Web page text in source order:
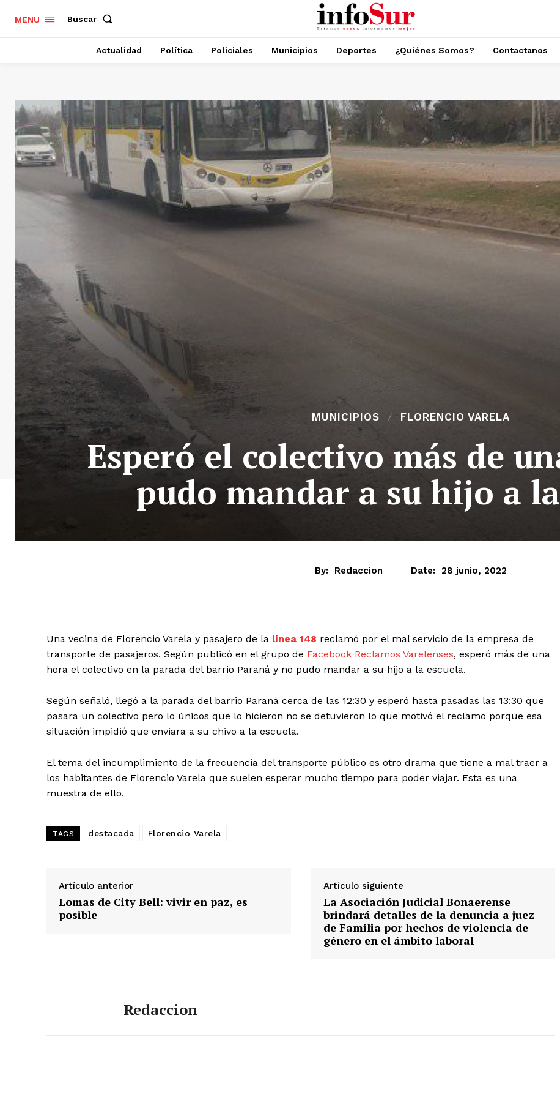
MENU Buscar
Actualidad Política Policiales Municipios Deportes ¿Quiénes Somos? Contactanos
MUNICIPIOS FLORENCIO VARELA
Esperó el colectivo más de
pudo mandar a su hijo a
By: Redaccion Date: 28 junio, 2022
Una vecina de Florencio Varela y pasajero de la línea 148 reclamó por el mal servicio de la empresa de
transporte de pasajeros. Según publicó en el grupo de Facebook Reclamos Varelenses, esperó más de una
hora el colectivo en la parada del barrio Paraná y no pudo mandar a su hijo a la escuela.
Según señaló, llegó a la parada del barrio Paraná cerca de las 12:30 y esperó hasta pasadas las 13:30 que
pasara un colectivo pero lo únicos que lo hicieron no se detuvieron lo que motivó el reclamo porque esa
situación impidió que enviara a su chivo a la escuela.
El tema del incumplimiento de la frecuencia del transporte público es otro drama que tiene a mal traer a
los habitantes de Florencio Varela que suelen esperar mucho tiempo para poder viajar. Esta es una
muestra de ello.
TAGS destacada Florencio Varela
Artículo anterior
Lomas de City Bell: vivir en paz, es
posible
Artículo siguiente
La Asociación Judicial Bonaerense
brindará detalles de la denuncia a juez
de Familia por hechos de violencia de
género en el ámbito laboral
Redaccion